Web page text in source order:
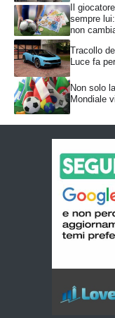
Il
sempre
non
Tracollo
Luce fa
Non solo
Mondiale